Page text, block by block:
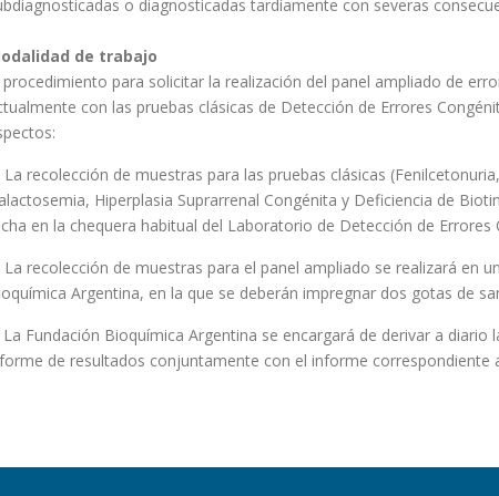
o diagnosticadas tardíamente con severas
de trabajo
procedimiento para solicitar la realización del panel ampliado de
con las pruebas clásicas de Detección de Errores
La recolección de muestras para las pruebas clásicas
Hiperplasia Suprarrenal Congénita y Deficiencia de
en la chequera habitual del Laboratorio de Detección de Errores
La recolección de muestras para el panel ampliado se realizará en
Argentina, en la que se deberán impregnar dos gotas de
La Fundación Bioquímica Argentina se encargará de derivar a diario
de resultados conjuntamente con el informe correspondiente